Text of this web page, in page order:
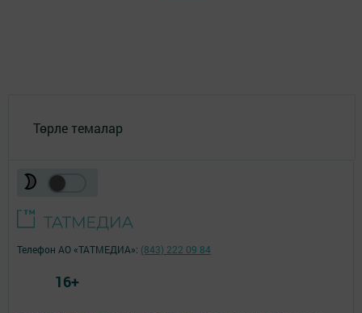
Төрле темалар
Телефон АО «ТАТМЕДИА»: (843) 222 09 84
16+